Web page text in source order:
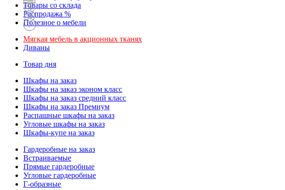
Товары со склада
Распродажа %
Полезное о мебели
Мягкая мебель в акционных тканях
Диваны
Товар дня
Шкафы на заказ
Шкафы на заказ эконом класс
Шкафы на заказ средний класс
Шкафы на заказ Премиум
Распашные шкафы на заказ
Угловые шкафы на заказ
Шкафы-купе на заказ
Гардеробные на заказ
Встраиваемые
Прямые гардеробные
Угловые гардеробные
Г-образные